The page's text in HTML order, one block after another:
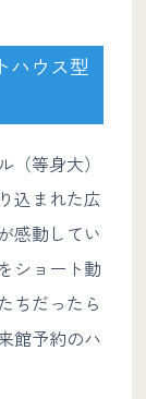
ハウス型
等身大）
込まれた広
感動してい
ショート動
ちだったら
館予約のハ